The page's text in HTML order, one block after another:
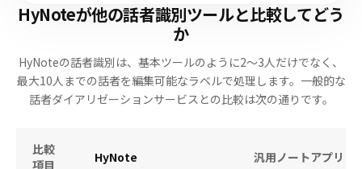
HyNoteが他の話者識別ツールと比較してどう
か
HyNoteの話者識別は、基本ツールのように2～3人だけでなく、
最大10人までの話者を編集可能なラベルで処理します。一般的な
話者ダイアリゼーションサービスとの比較は次の通りです。
比較
項目
HyNote 汎用ノートアプリ